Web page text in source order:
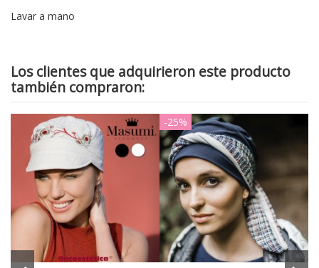
Lavar a mano
Los clientes que adquirieron este producto
también compraron:
-25%